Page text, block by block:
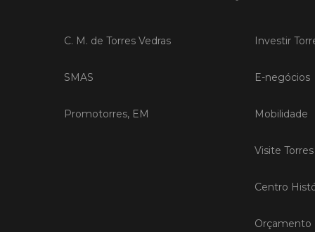
C. M. de Torres Vedras
SMAS
Promotorres, EM
Investir
E-negócios
Mobilidade
Visite
Centro
Orçamento